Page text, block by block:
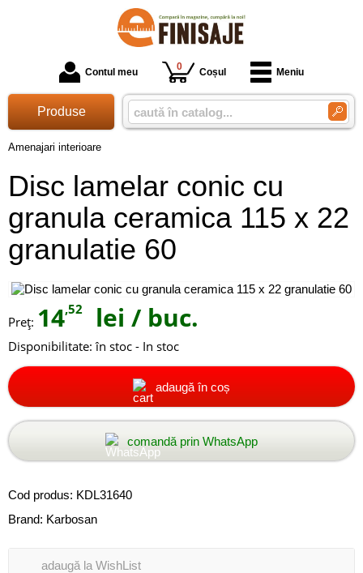
Contul meu 0 Coșul Meniu
Produse
Amenajari interioare
Disc lamelar conic cu
granula ceramica 115 x 22
granulatie 60
Preţ: 14,52 lei / buc.
Disponibilitate: în stoc - In stoc
adaugă în coș
comandă prin WhatsApp
Cod produs: KDL31640
Brand: Karbosan
adaugă la WishList